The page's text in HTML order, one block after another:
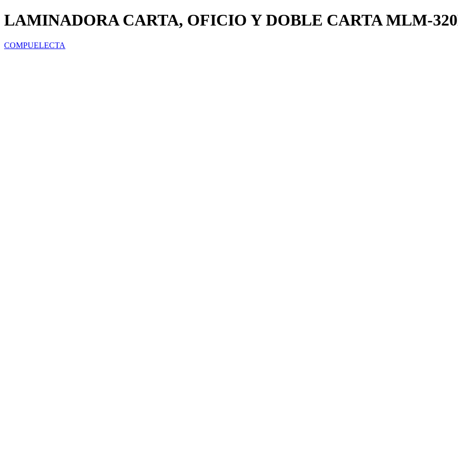
LAMINADORA CARTA, OFICIO Y DOBLE CARTA MLM-
COMPUELECTA